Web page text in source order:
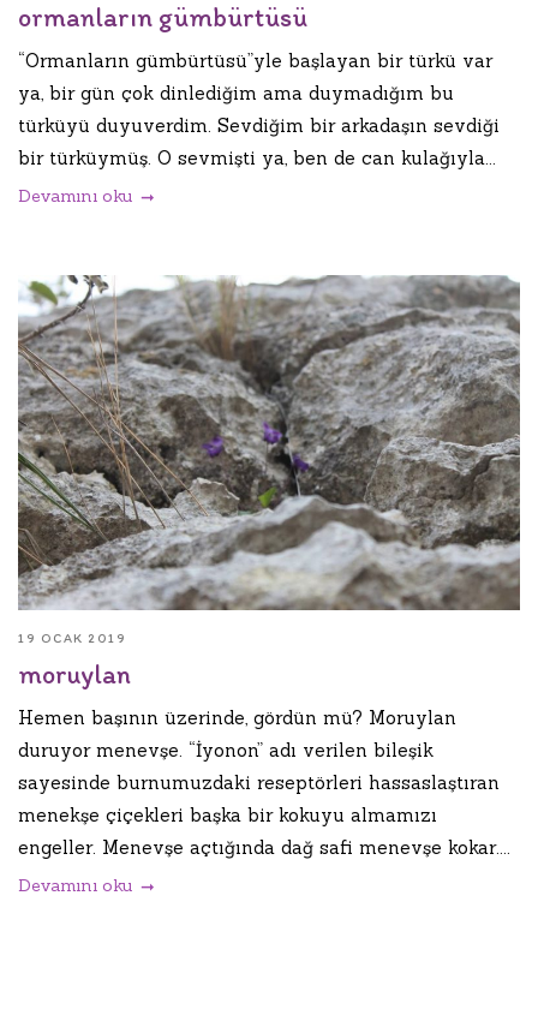
ormanların gümbürtüsü
“Ormanların gümbürtüsü”yle başlayan bir türkü var
ya, bir gün çok dinlediğim ama duymadığım bu
türküyü duyuverdim. Sevdiğim bir arkadaşın sevdiği
bir türküymüş. O sevmişti ya, ben de can kulağıyla...
Devamını oku
19 OCAK 2019
moruylan
Hemen başının üzerinde, gördün mü? Moruylan
duruyor menevşe. “İyonon” adı verilen bileşik
sayesinde burnumuzdaki reseptörleri hassaslaştıran
menekşe çiçekleri başka bir kokuyu almamızı
engeller. Menevşe açtığında dağ safi menevşe kokar....
Devamını oku